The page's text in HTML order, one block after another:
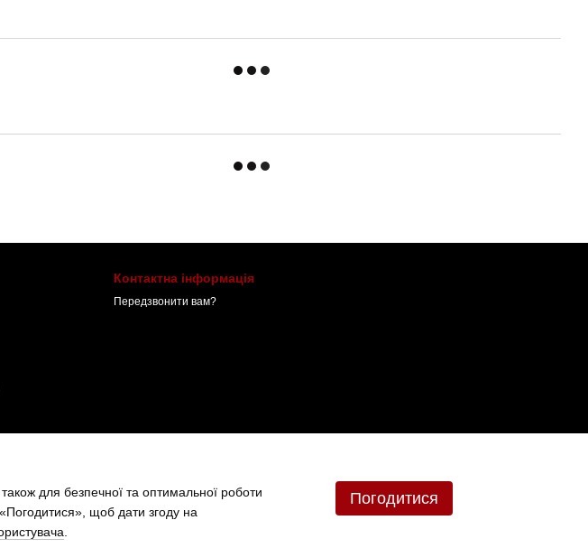
Контактна інформація
Передзвонити вам?
для безпечної та оптимальної роботи
щоб дати згоду на
Погодитися